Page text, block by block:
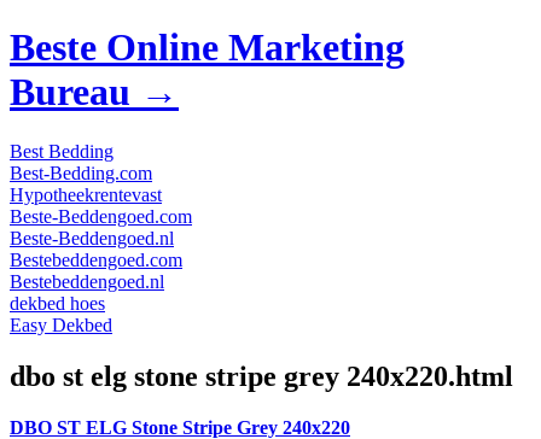
Beste Online Marketing
Bureau →
Best Bedding
Best-Bedding.com
Hypotheekrentevast
Beste-Beddengoed.com
Beste-Beddengoed.nl
Bestebeddengoed.com
Bestebeddengoed.nl
dekbed hoes
Easy Dekbed
dbo st elg stone stripe grey 240x220.html
DBO ST ELG Stone Stripe Grey 240x220